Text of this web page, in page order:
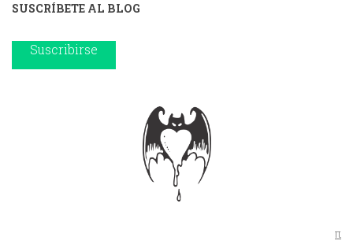
SUSCRÍBETE AL BLOG
Suscribirse
π